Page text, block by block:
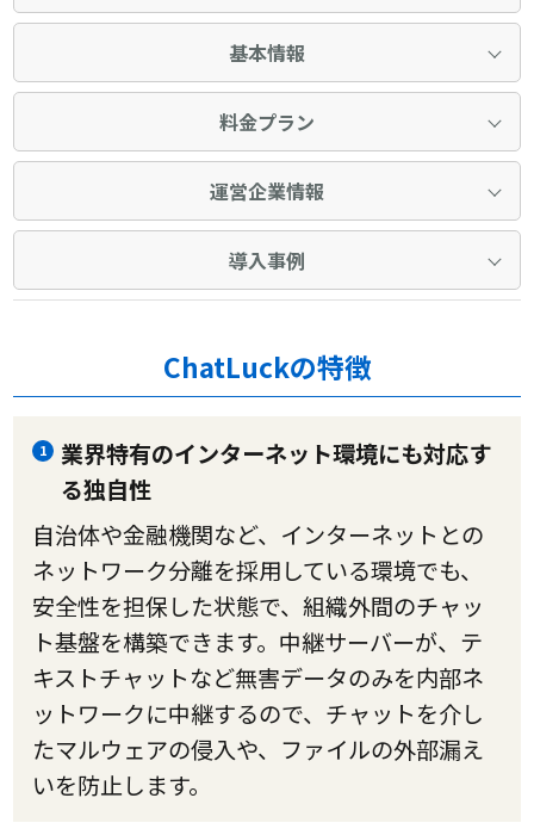
基本情報
料金プラン
運営企業情報
導入事例
ChatLuckの特徴
1
業界特有のインターネット環境にも対応す
る独自性
自治体や金融機関など、インターネットとの
ネットワーク分離を採用している環境でも、
安全性を担保した状態で、組織外間のチャッ
ト基盤を構築できます。中継サーバーが、テ
キストチャットなど無害データのみを内部ネ
ットワークに中継するので、チャットを介し
たマルウェアの侵入や、ファイルの外部漏え
いを防止します。